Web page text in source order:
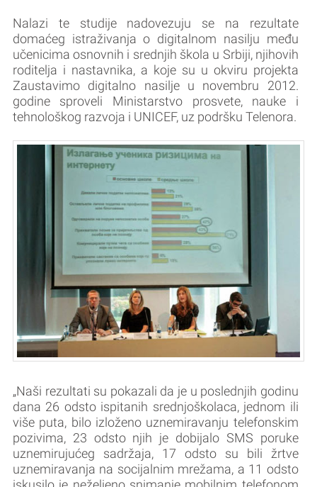
Nalazi te studije nadovezuju se na rezultate
domaćeg istraživanja o digitalnom nasilju među
učenicima osnovnih i srednjih škola u Srbiji, njihovih
roditelja i nastavnika, a koje su u okviru projekta
Zaustavimo digitalno nasilje u novembru 2012.
godine sproveli Ministarstvo prosvete, nauke i
tehnološkog razvoja i UNICEF, uz podršku Telenora.
„Naši rezultati su pokazali da je u poslednjih godinu
dana 26 odsto ispitanih srednjoškolaca, jednom ili
više puta, bilo izloženo uznemiravanju telefonskim
pozivima, 23 odsto njih je dobijalo SMS poruke
uznemirujućeg sadržaja, 17 odsto su bili žrtve
uznemiravanja na socijalnim mrežama, a 11 odsto